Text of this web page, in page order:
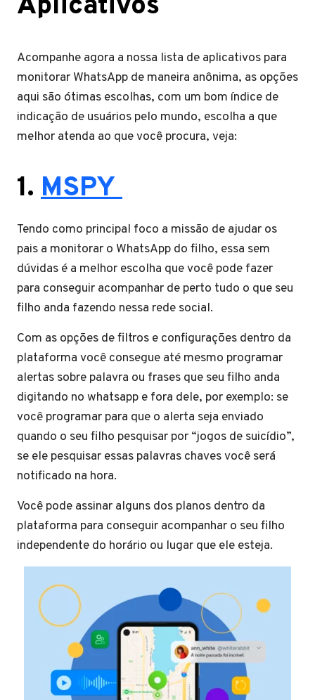
Acompanhe agora a nossa lista de aplicativos para
monitorar WhatsApp de maneira anônima, as opções
aqui são ótimas escolhas, com um bom índice de
indicação de usuários pelo mundo, escolha a que
melhor atenda ao que você procura, veja:
1. MSPY
Tendo como principal foco a missão de ajudar os
pais a monitorar o WhatsApp do filho, essa sem
dúvidas é a melhor escolha que você pode fazer
para conseguir acompanhar de perto tudo o que seu
filho anda fazendo nessa rede social.
Com as opções de filtros e configurações dentro da
plataforma você consegue até mesmo programar
alertas sobre palavra ou frases que seu filho anda
digitando no whatsapp e fora dele, por exemplo: se
você programar para que o alerta seja enviado
quando o seu filho pesquisar por “jogos de suicídio”,
se ele pesquisar essas palavras chaves você será
notificado na hora.
Você pode assinar alguns dos planos dentro da
plataforma para conseguir acompanhar o seu filho
independente do horário ou lugar que ele esteja.